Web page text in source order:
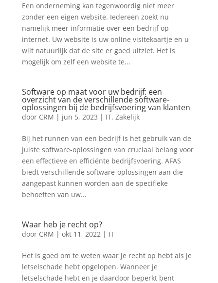
Een onderneming kan tegenwoordig niet meer
zonder een eigen website. Iedereen zoekt nu
namelijk meer informatie over een bedrijf op
internet. Uw website is uw online visitekaartje en u
wilt natuurlijk dat de site er goed uitziet. Het is
mogelijk om zelf een website te...
Software op maat voor uw bedrijf: een
overzicht van de verschillende software-
oplossingen bij de bedrijfsvoering van klanten
door CRM | jun 5, 2023 | IT, Zakelijk
Bij het runnen van een bedrijf is het gebruik van de
juiste software-oplossingen van cruciaal belang voor
een effectieve en efficiënte bedrijfsvoering. AFAS
biedt verschillende software-oplossingen aan die
aangepast kunnen worden aan de specifieke
behoeften van uw...
Waar heb je recht op?
door CRM | okt 11, 2022| IT
Het is goed om te weten waar je recht op hebt als je
letselschade hebt opgelopen. Wanneer je
letselschade hebt en je daardoor beperkt bent